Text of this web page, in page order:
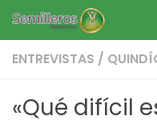
Saltar al contenido
ENTREVISTAS /
«Qué difícil